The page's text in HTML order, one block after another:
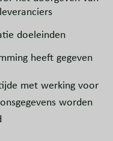
doeleinden
heeft gegeven
met werking voor
worden